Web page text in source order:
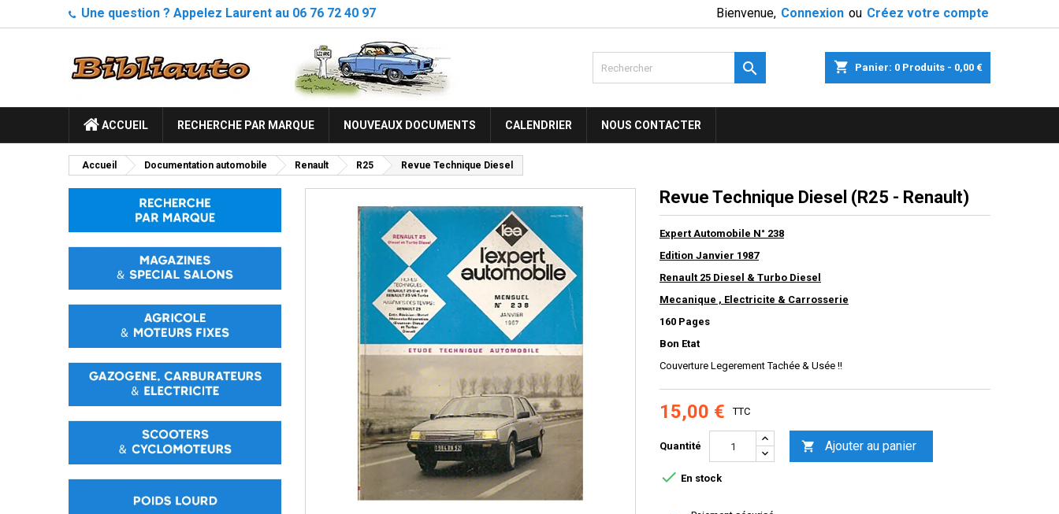
Une question ? Appelez Laurent au 06 76 72 40 97 Bienvenue, Connexion ou Créez votre compte
shopping_cart Panier: 0 Produits - 0,00 €

ACCUEIL RECHERCHE PAR MARQUE NOUVEAUX DOCUMENTS CALENDRIER NOUS CONTACTER
Accueil Documentation automobile Renault R25 Revue Technique Diesel
Revue Technique Diesel (R25 - Renault)
Expert Automobile N° 238
Edition Janvier 1987
Renault 25 Diesel & Turbo Diesel
Mecanique , Electricite & Carrosserie
160 Pages
Bon Etat
Couverture Legerement Tachée & Usée !!
15,00 € TTC
Quantité  Ajouter au panier
 En stock